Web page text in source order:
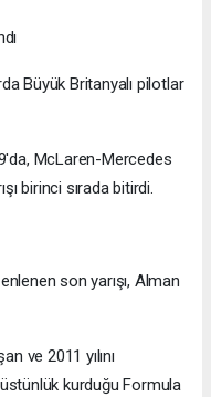
Büyük Britanyalı pilotlar
McLaren-Mercedes
birinci sırada bitirdi.
son yarışı, Alman
ve 2011 yılını
kurduğu Formula